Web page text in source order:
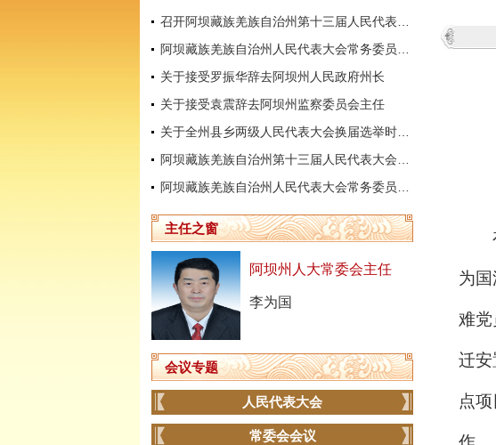
关于接受罗振华辞去阿坝州人民政府州长
关于接受袁震辞去阿坝州监察委员会主任
主任之窗
阿坝州人大常委会主任
李为国
会议专题
人民代表大会
常委会会议
为
难
迁
点